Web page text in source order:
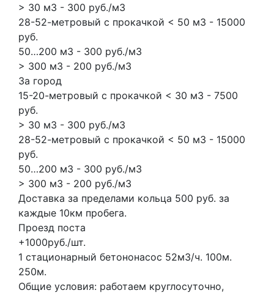
> 30 м3 - 300 руб./м3
28-52-метровый с прокачкой < 50 м3 - 15000
руб.
50…200 м3 - 300 руб./м3
> 300 м3 - 200 руб./м3
За город
15-20-метровый с прокачкой < 30 м3 - 7500
руб.
> 30 м3 - 300 руб./м3
28-52-метровый с прокачкой < 50 м3 - 15000
руб.
50…200 м3 - 300 руб./м3
> 300 м3 - 200 руб./м3
Доставка за пределами кольца 500 руб. за
каждые 10км пробега.
Проезд поста
+1000руб./шт.
1 стационарный бетононасос 52м3/ч. 100м.
250м.
Общие условия: работаем круглосуточно,